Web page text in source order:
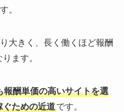
。
大きく、長く働くほど報酬
ます。
報酬単価の高いサイトを選
ぐための近道です。